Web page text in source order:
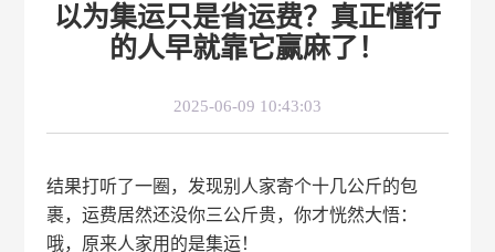
以为集运只是省运费？真正懂行
的人早就靠它赢麻了！
2025-06-09 10:43:03
结果打听了一圈，发现别人家寄个十几公斤的包
裹，运费居然还没你三公斤贵，你才恍然大悟：
哦，原来人家用的是集运！